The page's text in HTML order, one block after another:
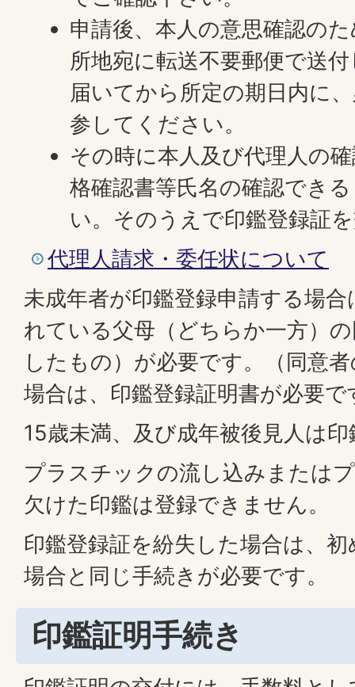
申請後、本人の意思確認の
所地宛に転送不要郵便で送
届いてから所定の期日内に
参してください。
その時に本人及び代理人の
格確認書等氏名の確認でき
い。そのうえで印鑑登録証
代理人請求・委任状について
未成年者が印鑑登録申請する場
れている父母（どちらか一方）
したもの）が必要です。（同意
場合は、印鑑登録証明書が必要で
15歳未満、及び成年被後見人は
プラスチックの流し込みまたは
欠けた印鑑は登録できません。
印鑑登録証を紛失した場合は、
場合と同じ手続きが必要です。
印鑑証明手続き